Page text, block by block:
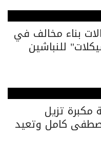
أول: إزالة 3 حالات بناء مخالف في
للنباشين
تزيل
كامل وتعيد